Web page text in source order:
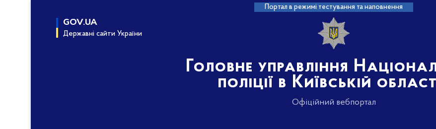
Портал в режимі тестування та наповнення
GOV.UA
Державні сайти України
Головне управління
поліції в Київській
Офіційний вебпортал